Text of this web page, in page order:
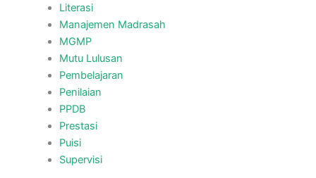
Literasi
Manajemen Madrasah
MGMP
Mutu Lulusan
Pembelajaran
Penilaian
PPDB
Prestasi
Puisi
Supervisi